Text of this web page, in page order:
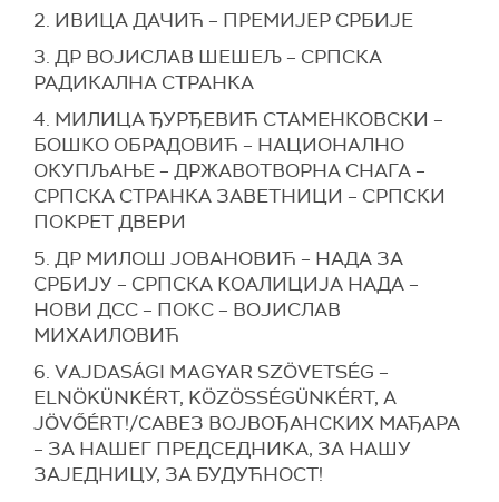
Према његовим речима, од 17.12. ће о овим
питањима одлучивати тим људи који познају
проблеме овог града и знају како да их реше.
2. ИВИЦА ДАЧИЋ – ПРЕМИЈЕР СРБИЈЕ
3. ДР ВОЈИСЛАВ ШЕШЕЉ – СРПСКА
РАДИКАЛНА СТРАНКА
4. МИЛИЦА ЂУРЂЕВИЋ СТАМЕНКОВСКИ –
БОШКО ОБРАДОВИЋ – НАЦИОНАЛНО
ОКУПЉАЊЕ – ДРЖАВОТВОРНА СНАГА –
СРПСКА СТРАНКА ЗАВЕТНИЦИ – СРПСКИ
ПОКРЕТ ДВЕРИ
5. ДР МИЛОШ ЈОВАНОВИЋ – НАДА ЗА
СРБИЈУ – СРПСКА КОАЛИЦИЈА НАДА –
НOВИ ДСС – ПОКС – ВОЈИСЛАВ
МИХАИЛОВИЋ
6. VАJDASÁGI MAGYAR SZÖVETSÉG –
ELNÖKÜNKÉRT, KÖZÖSSÉGÜNKÉRT, A
JÖVŐÉRT!/САВЕЗ ВОЈВОЂАНСКИХ МАЂАРА
– ЗА НАШЕГ ПРЕДСЕДНИКА, ЗА НАШУ
ЗАЈЕДНИЦУ, ЗА БУДУЋНОСТ!